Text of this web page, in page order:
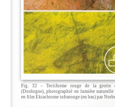
Fig. 32 – Tectiforme rouge de la grotte
(Dordogne), photographié en lumière naturelle
en film Ektachrome infrarouge (en bas) par